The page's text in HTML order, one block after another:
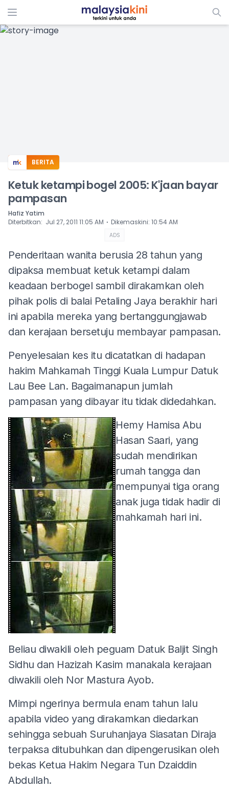
ADS
BERITA
Ketuk ketampi bogel 2005: K'jaan bayar
pampasan
Hafiz Yatim
Diterbitkan: Jul 27, 2011 11:05 AM ⋅ Dikemaskini: 10:54 AM
ADS
Penderitaan wanita berusia 28 tahun yang
dipaksa membuat ketuk ketampi dalam
keadaan berbogel sambil dirakamkan oleh
pihak polis di balai Petaling Jaya berakhir hari
ini apabila mereka yang bertanggungjawab
dan kerajaan bersetuju membayar pampasan.
Penyelesaian kes itu dicatatkan di hadapan
hakim Mahkamah Tinggi Kuala Lumpur Datuk
Lau Bee Lan. Bagaimanapun jumlah
pampasan yang dibayar itu tidak didedahkan.
Hemy Hamisa Abu
Hasan Saari, yang
sudah mendirikan
rumah tangga dan
mempunyai tiga orang
anak juga tidak hadir di
mahkamah hari ini.
Beliau diwakili oleh peguam Datuk Baljit Singh
Sidhu dan Hazizah Kasim manakala kerajaan
diwakili oleh Nor Mastura Ayob.
Mimpi ngerinya bermula enam tahun lalu
apabila video yang dirakamkan diedarkan
sehingga sebuah Suruhanjaya Siasatan Diraja
terpaksa ditubuhkan dan dipengerusikan oleh
bekas Ketua Hakim Negara Tun Dzaiddin
Abdullah.